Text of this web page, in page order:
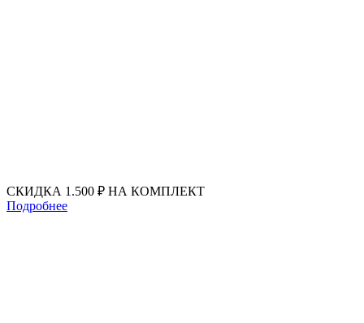
СКИДКА 1.500 ₽ НА КОМПЛЕКТ
Подробнее